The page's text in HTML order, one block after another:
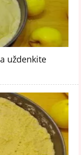
uždenkite